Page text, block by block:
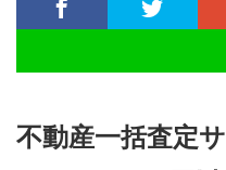
不動産一括査定